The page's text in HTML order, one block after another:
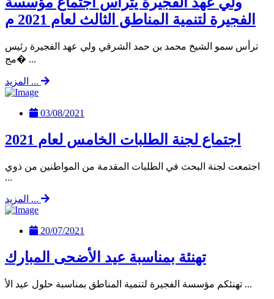
الفجيرة لتنمية المناطق الثالث لعام 2021 م
ترأس سمو الشيخ محمد بن حمد الشرقي ولي عهد الفجيرة رئيس
مج� ...
المزيد ...
03/08/2021
اجتماع لجنة الطلبات الخامس لعام 2021
اجتمعت لجنة البحث في الطلبات المقدمة من المواطنين من ذوي
...
المزيد ...
20/07/2021
تهنئة بمناسبة عيد الأضحى المبارك
تهنئكم مؤسسة الفجيرة لتنمية المناطق بمناسبة حلول عيد الأ ...